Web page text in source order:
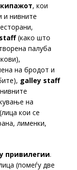
, кои
и нивните
(како што
палуба
на бродот и
galley staff
на
(лица кои се
лименки,
привилегии.
(помеѓу две